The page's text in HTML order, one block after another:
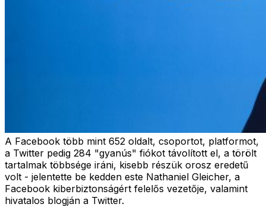
A Facebook több mint 652 oldalt, csoportot, platformot,
a Twitter pedig 284 "gyanús" fiókot távolított el, a törölt
tartalmak többsége iráni, kisebb részük orosz eredetű
volt - jelentette be kedden este Nathaniel Gleicher, a
Facebook kiberbiztonságért felelős vezetője, valamint
hivatalos blogján a Twitter.